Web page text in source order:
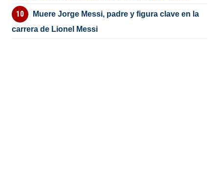
Muere Jorge Messi, padre y figura clave en la
carrera de Lionel Messi